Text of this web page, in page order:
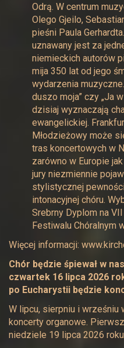
Odrą. W centrum
Olego Gjeilo,
pieśni Paula
uznawany jest za
niemieckich autorów
mija 350 lat od jego
wydarzenia
duszo moja” czy „Ja
dzisiaj wyznaczają
ewangelickiej.
Młodzieżowy może
tras koncertowych w
zarówno w Europie
jury niezmiennie
stylistycznej
intonacyjnej chóru.
Srebrny Dyplom na
Festiwalu Chóralnym
Więcej informacji:
Chór będzie śpiewał w
czwartek 16 lipca 2026
po Eucharystii będzie
W lipcu, sierpniu i wrześniu
koncerty organowe.
niedziele 19 lipca 2026